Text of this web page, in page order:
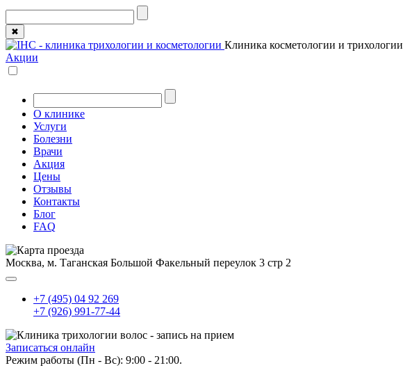
✖
Клиника косметологии и трихологии
Акции
О клинике
Услуги
Болезни
Врачи
Акция
Цены
Отзывы
Контакты
Блог
FAQ
Москва, м. Таганская Большой Факельный переулок 3 стр 2
+7 (495) 04 92 269
+7 (926) 991-77-44
Записаться онлайн
Режим работы (Пн - Вс): 9:00 - 21:00.